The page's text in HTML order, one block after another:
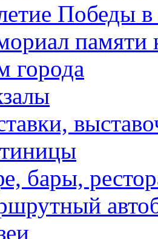
Победы
памяти
города
бары,